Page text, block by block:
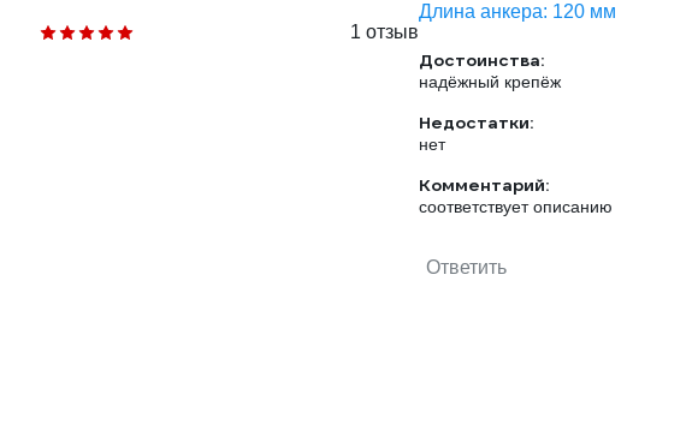
1 отзыв
Длина анкера: 120 мм
Достоинства:
надёжный крепёж
Недостатки:
нет
Комментарий:
соответствует описанию
Ответить